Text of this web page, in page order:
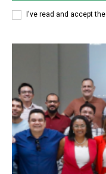
I've read and accept the